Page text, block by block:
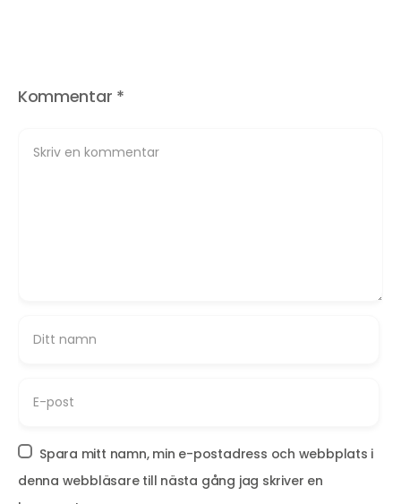
Kommentar *
Spara mitt namn, min e-postadress och webbplats i
denna webbläsare till nästa gång jag skriver en